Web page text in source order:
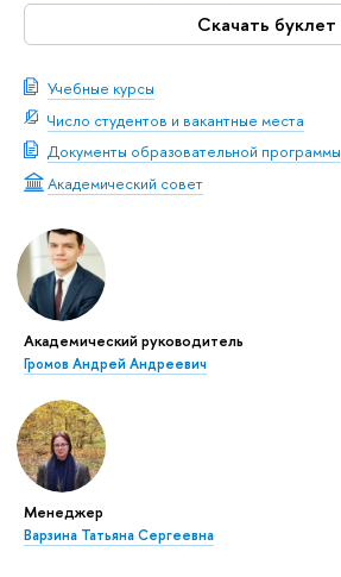
Скачать буклет
Учебные курсы
Число студентов и вакантные места
Документы образовательной программы
Академический совет
Академический руководитель
Громов Андрей Андреевич
Менеджер
Варзина Татьяна Сергеевна